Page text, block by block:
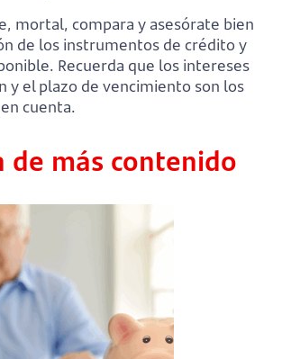
mortal, compara y asesórate bien
de los instrumentos de crédito y
Recuerda que los intereses
y el plazo de vencimiento son los
cuenta.
de más contenido